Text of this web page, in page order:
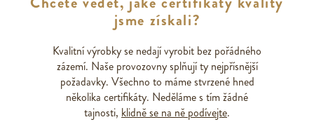
jsme získali?
Kvalitní výrobky se nedají vyrobit bez pořádného
zázemí. Naše provozovny splňují ty nejpřísnější
požadavky. Všechno to máme stvrzené hned
několika certifikáty. Neděláme s tím žádné
tajnosti, klidně se na ně podívejte.